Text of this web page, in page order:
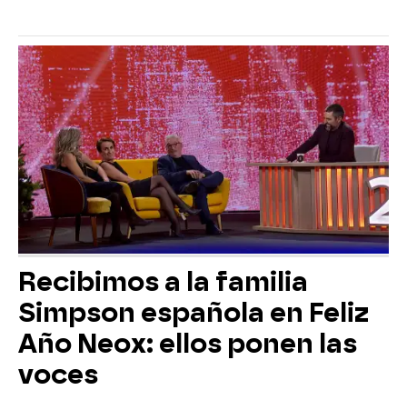
Recibimos a la familia
Simpson española en Feliz
Año Neox: ellos ponen las
voces